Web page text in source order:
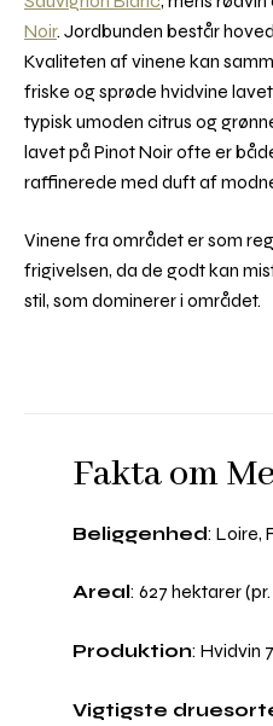
Noir. Jordbunden består
Kvaliteten af vinene kan
friske og sprøde hvidvine
typisk umoden citrus og
lavet på Pinot Noir ofte er
raffinerede med duft af
Vinene fra området er som
frigivelsen, da de godt kan
stil, som dominerer i området.
Fakta om
Beliggenhed: Loire,
Areal: 627 hektarer (pr.
Produktion: Hvidvin
Vigtigste